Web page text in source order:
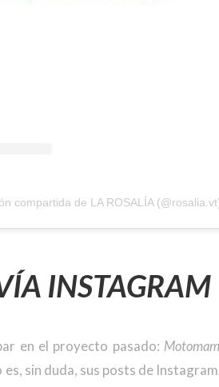
compartida de LA ROSALÍA
INSTAGRAM
en el proyecto pasado:
sin duda, sus posts de